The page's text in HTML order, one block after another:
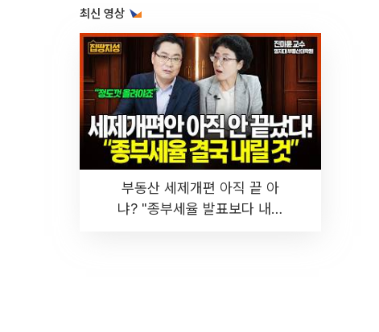
최신 영상
부동산 세제개편 아직 끝 아
냐? "종부세율 발표보다 내릴